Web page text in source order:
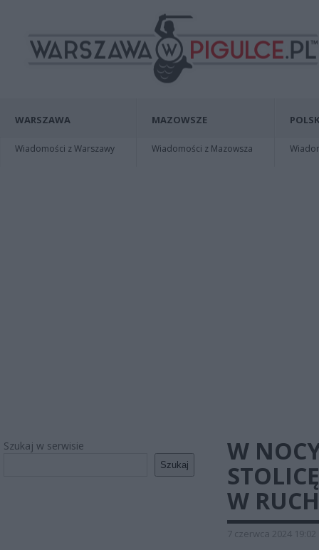
WARSZAWA
Wiadomości z Warszawy
MAZOWSZE
Wiadomości z Mazowsza
Szukaj w serwisie
Szukaj
W
W
7 czerwca 2024 19:02